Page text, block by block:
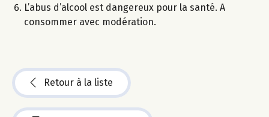
L’abus d’alcool est dangereux pour la santé. A
consommer avec modération.
Retour à la liste